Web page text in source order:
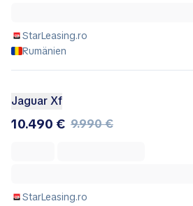
StarLeasing.ro
Rumänien
Jaguar Xf
10.490 € 9.990 €
StarLeasing.ro